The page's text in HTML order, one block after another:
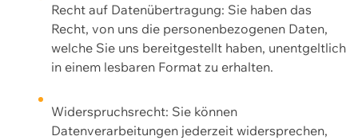
Recht auf Datenübertragung: Sie haben das
Recht, von uns die personenbezogenen Daten,
welche Sie uns bereitgestellt haben, unentgeltlich
in einem lesbaren Format zu erhalten.
Widerspruchsrecht: Sie können
Datenverarbeitungen jederzeit widersprechen,